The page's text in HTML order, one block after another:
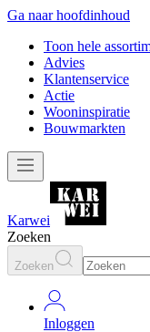
Ga naar hoofdinhoud
Toon hele
Advies
Klantenservice
Actie
Wooninspiratie
Bouwmarkten
Karwei
Zoeken
Zoeken
Inloggen